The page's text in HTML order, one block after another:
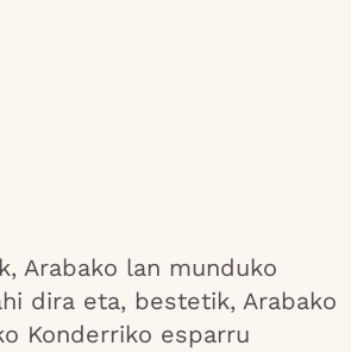
Arabako lan munduko
dira eta, bestetik, Arabako
Konderriko esparru